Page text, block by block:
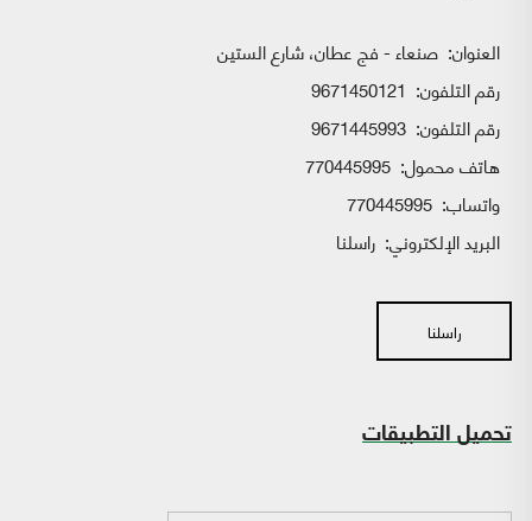
العنوان: صنعاء - فج عطان، شارع الستين
رقم التلفون: 9671450121
رقم التلفون: 9671445993
هاتف محمول: 770445995
واتساب:
البريد الإلكتروني: راسلنا
راسلنا
تحميل التطبيقات